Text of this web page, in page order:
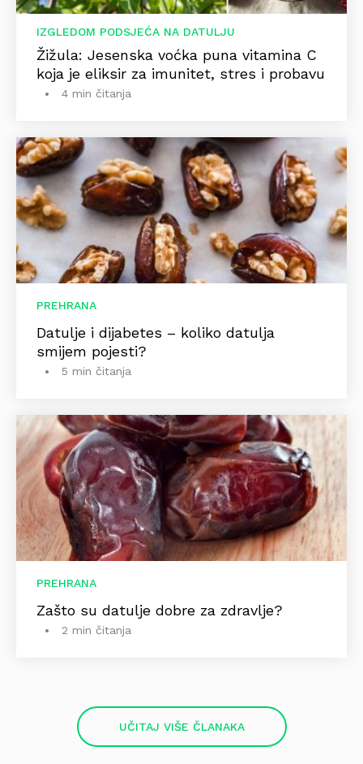
IZGLEDOM PODSJEĆA NA DATULJU
Žižula: Jesenska voćka puna vitamina C
koja je eliksir za imunitet, stres i probavu
4 min čitanja
PREHRANA
Datulje i dijabetes – koliko datulja
smijem pojesti?
5 min čitanja
PREHRANA
Zašto su datulje dobre za zdravlje?
2 min čitanja
UČITAJ VIŠE ČLANAKA